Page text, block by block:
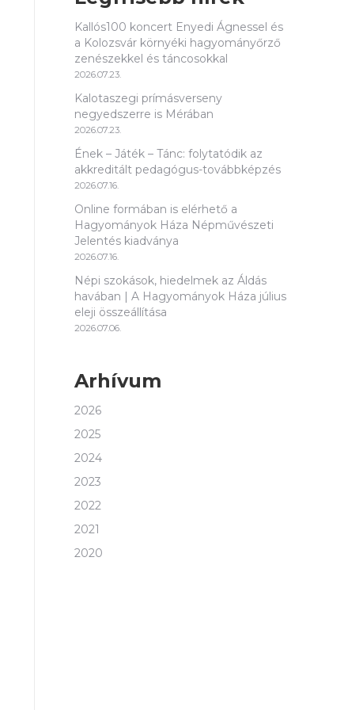
Kallós100 koncert Enyedi Ágnessel és
a Kolozsvár környéki hagyományőrző
zenészekkel és táncosokkal
2026.07.23.
Kalotaszegi prímásverseny
negyedszerre is Mérában
2026.07.23.
Ének – Játék – Tánc: folytatódik az
akkreditált pedagógus-továbbképzés
2026.07.16.
Online formában is elérhető a
Hagyományok Háza Népművészeti
Jelentés kiadványa
2026.07.16.
Népi szokások, hiedelmek az Áldás
havában | A Hagyományok Háza július
eleji összeállítása
2026.07.06.
Arhívum
2026
2025
2024
2023
2022
2021
2020